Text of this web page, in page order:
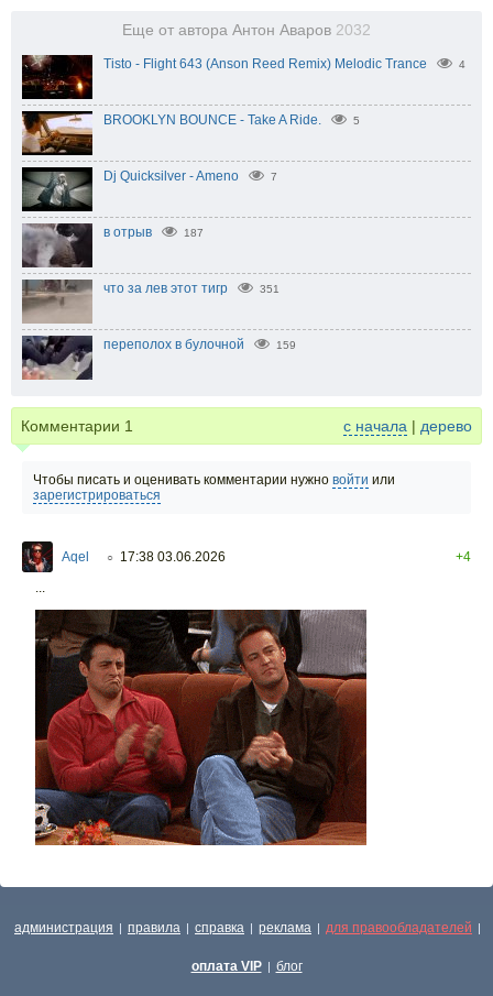
Еще от автора Антон Аваров 2032
Tisto - Flight 643 (Anson Reed Remix) Melodic Trance 4
BROOKLYN BOUNCE - Take A Ride. 5
Dj Quicksilver - Ameno 7
в отрыв 187
что за лев этот тигр 351
переполох в булочной 159
Комментарии 1 с начала | дерево
Чтобы писать и оценивать комментарии нужно войти или
зарегистрироваться
Aqel ○ 17:38 03.06.2026
+4
администрация | правила | справка | реклама | для правообладателей |
оплата VIP | блог